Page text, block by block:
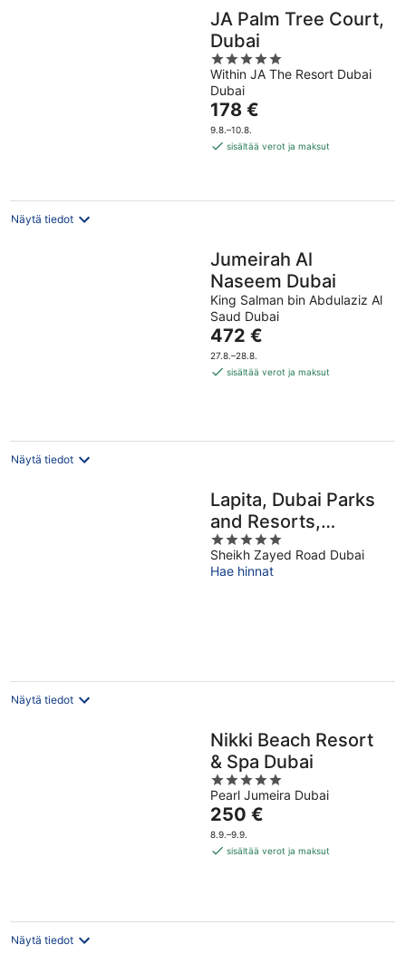
JA Palm Tree Court,
Dubai
5
out
of
5
Within JA The Resort Dubai
Dubai
Hinta
on
178 €
178 €
9.8.–10.8.
sisältää verot ja maksut
Näytä tiedot
Jumeirah Al
Naseem Dubai
King Salman bin Abdulaziz Al
Saud Dubai
Hinta
on
472 €
472 €
27.8.–28.8.
sisältää verot ja maksut
Näytä tiedot
Lapita, Dubai Parks
and Resorts,
Autograph
Collection
5
out
of
Sheikh Zayed Road Dubai
Hae hinnat
Näytä tiedot
Nikki Beach Resort
& Spa Dubai
5
out
of
5
Pearl Jumeira Dubai
Hinta
on
250 €
250 €
8.9.–9.9.
sisältää verot ja maksut
Näytä tiedot